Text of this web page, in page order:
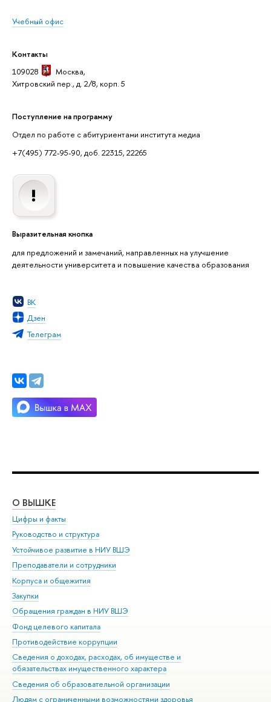
Учебный офис
Контакты
109028
Москва,
Хитровский пер., д. 2/8, корп. 5
Поступление на программу
Отдел по работе с абитуриентами института медиа
+7(495) 772-95-90, доб. 22315, 22265
Выразительная кнопка
для предложений и замечаний, направленных на улучшение
деятельности университета и повышение качества образования
ВК
Дзен
Телеграм
О ВЫШКЕ
Цифры и факты
Руководство и структура
Устойчивое развитие в НИУ ВШЭ
Преподаватели и сотрудники
Корпуса и общежития
Закупки
Обращения граждан в НИУ ВШЭ
Фонд целевого капитала
Противодействие коррупции
Сведения о доходах, расходах, об имуществе и
обязательствах имущественного характера
Сведения об образовательной организации
Людям с ограниченными возможностями здоровья